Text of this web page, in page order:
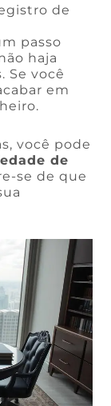
de
passo
haja
Se você
em
você pode
de
se de que